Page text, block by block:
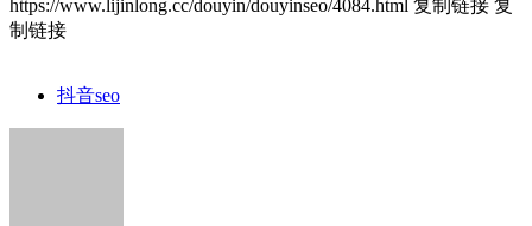
https://www.lijinlong.cc/douyin/douyinseo/4084.html 复制链接 复
制链接
抖音seo